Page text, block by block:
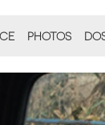
PHOTOS